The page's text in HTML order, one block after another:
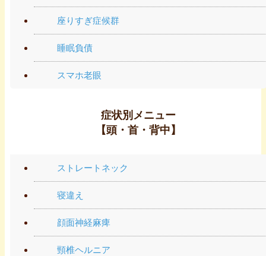
座りすぎ症候群
睡眠負債
スマホ老眼
症状別メニュー
【頭・首・背中】
ストレートネック
寝違え
顔面神経麻痺
頸椎ヘルニア